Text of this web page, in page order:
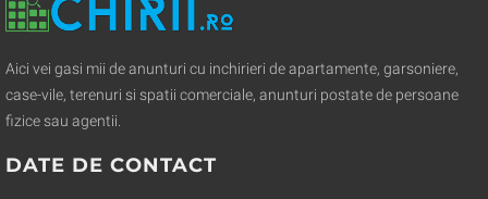
Aici vei gasi mii de anunturi cu inchirieri de apartamente, garsoniere,
case-vile, terenuri si spatii comerciale, anunturi postate de persoane
fizice sau agentii.
DATE DE CONTACT